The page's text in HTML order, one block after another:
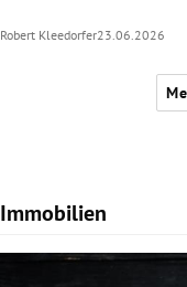
Robert Kleedorfer23.06.2026
Immobilien
Slide 1 von 7